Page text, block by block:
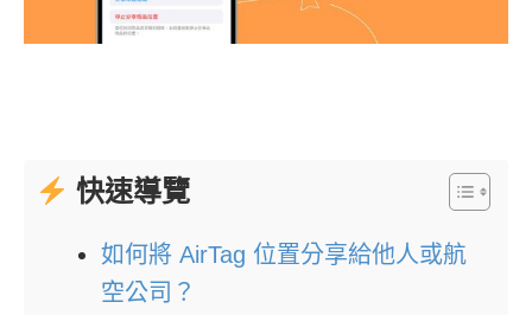
快速導覽
如何將 AirTag 位置分享給他人或航
空公司？